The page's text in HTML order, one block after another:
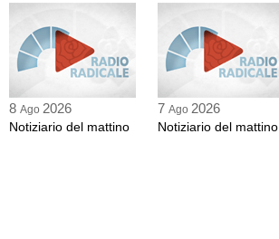
8 Ago 2026
Notiziario del mattino
7 Ago 2026
Notiziario del mattino